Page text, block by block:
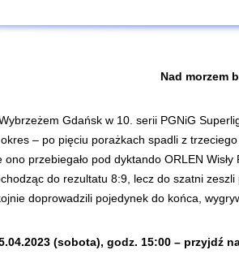
Nad morzem
Wybrzeżem Gdańsk w 10. serii PGNiG
– po pięciu porażkach spadli z
przebiegało pod dyktando ORLEN
do rezultatu 8:9, lecz do szatni
doprowadzili pojedynek do końca,
(sobota), godz. 15:00 – przyjdź